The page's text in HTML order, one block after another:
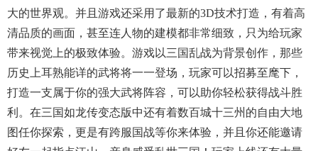
大的世界观。并且游戏还采用了最新的3D技术打造，有着高
清品质的画面，甚至连人物的建模都非常细致，只为给玩家
带来视觉上的极致体验。游戏以三国乱战为背景创作，那些
历史上耳熟能详的武将将一一登场，玩家可以招募至麾下，
打造一支属于你的强大武将阵容，可以助你轻松获得战斗胜
利。在三国如龙传变态版中还有着数百城十三州的自由大地
图任你探索，更是有跨服国战等你来体验，并且你还能邀请